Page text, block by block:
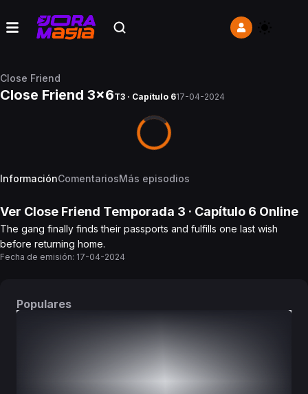
Close Friend
Close Friend 3x6T3 · Capítulo 617-04-2024
InformaciónComentariosMás episodios
Ver Close Friend Temporada 3 · Capítulo 6 Online
The gang finally finds their passports and fulfills one last wish
before returning home.
Fecha de emisión: 17-04-2024
Populares